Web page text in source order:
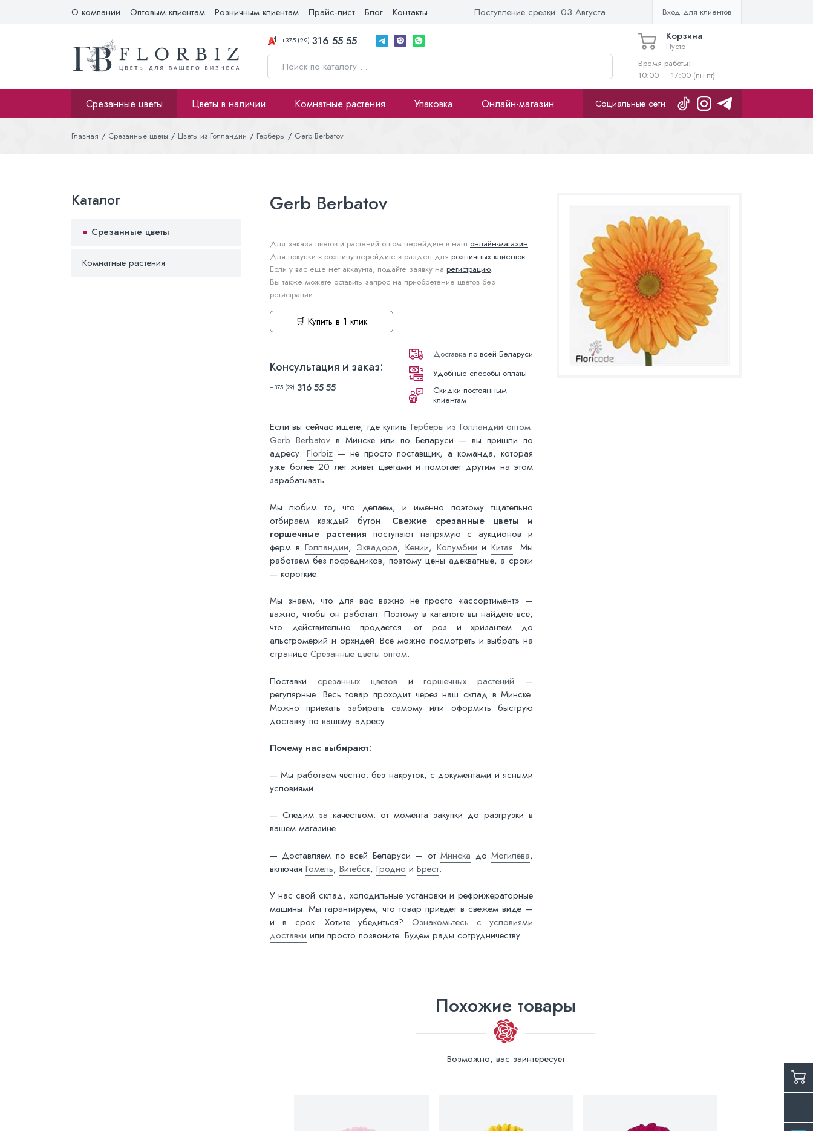
О компании Оптовым клиентам Розничным клиентам Прайс-лист Блог Контакты Поступление срезки: 03 Августа Вход для клиентов
+375 (29) 316 55 55 Корзина
Пусто
Время работы:
10:00 — 17:00 (пн-пт)
Срезанные цветы Цветы в наличии Комнатные растения Упаковка Онлайн-магазин Социальные сети:
Главная Срезанные цветы Цветы из Голландии Герберы Gerb Berbatov
Каталог
Срезанные цветы
Комнатные растения
Gerb Berbatov
Для заказа цветов и растений оптом перейдите в наш онлайн-магазин.
Для покупки в розницу перейдите в раздел для розничных клиентов.
Если у вас еще нет аккаунта, подайте заявку на регистрацию.
Вы также можете оставить запрос на приобретение цветов без
регистрации.
🛒 Купить в 1 клик
Консультация и заказ:
+375 (29) 316 55 55
Доставка по всей Беларуси
Удобные способы оплаты
Скидки постоянным
клиентам
Если вы сейчас ищете, где купить Герберы из Голландии оптом:
Gerb Berbatovв Минске или по Беларуси — вы пришли по
адресу. Florbiz— не просто поставщик, а команда, которая
уже более 20 лет живёт цветами и помогает другим на этом
зарабатывать.
Мы любим то, что делаем, и именно поэтому тщательно
отбираем каждый бутон. Свежие срезанные цветы и
горшечные растения поступают напрямую с аукционов и
ферм в Голландии, Эквадора, Кении, Колумбии иКитая. Мы
работаем без посредников, поэтому цены адекватные, а сроки
— короткие.
Мы знаем, что для вас важно не просто «ассортимент» —
важно, чтобы он работал. Поэтому в каталоге вы найдёте всё,
что действительно продаётся: от роз и хризантем до
альстромерий и орхидей. Всё можно посмотреть и выбрать на
странице Срезанные цветы оптом.
Поставки срезанных цветов игоршечных растений —
регулярные. Весь товар проходит через наш склад в Минске.
Можно приехать забирать самому или оформить быструю
доставку по вашему адресу.
Почему нас выбирают:
— Мы работаем честно: без накруток, с документами и ясными
условиями.
— Следим за качеством: от момента закупки до разгрузки в
вашем магазине.
— Доставляем по всей Беларуси — отМинска доМогилёва,
включая Гомель, Витебск, Гродно и Брест.
У нас свой склад, холодильные установки и рефрижераторные
машины. Мы гарантируем, что товар приедет в свежем виде —
и в срок. Хотите убедиться? Ознакомьтесь с условиями
доставки или просто позвоните. Будем рады сотрудничеству.
Похожие товары
Возможно, вас заинтересует